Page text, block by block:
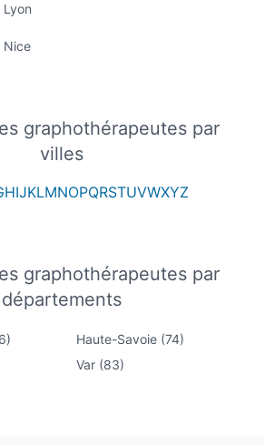
Nice
graphothérapeutes par
villes
HIJKLMNOPQRSTUVWXYZ
graphothérapeutes par
départements
Haute-Savoie (74)
Var (83)